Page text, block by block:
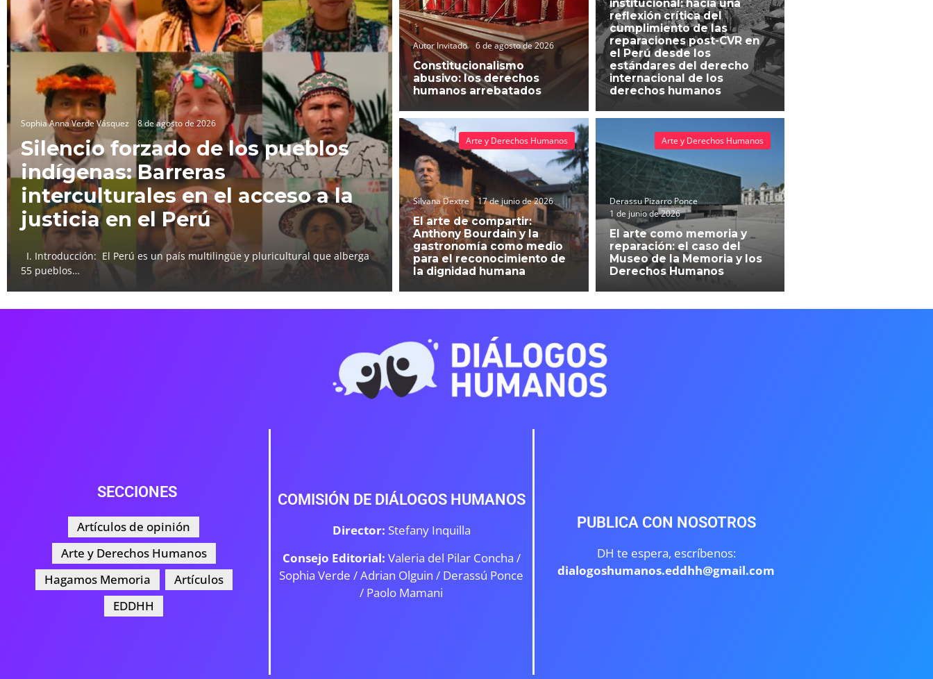
Sophia Anna Verde Vásquez 8 de agosto de 2026
Silencio forzado de los pueblos
indígenas: Barreras
interculturales en el acceso a la
justicia en el Perú
I. Introducción: El Perú es un país multilingüe y pluricultural que alberga
55 pueblos…
Autor Invitado 6 de agosto de 2026
Constitucionalismo
abusivo: los derechos
humanos arrebatados
institucional: hacia una
reflexión crítica del
cumplimiento de las
reparaciones post-CVR en
el Perú desde los
estándares del derecho
internacional de los
derechos humanos
Silvana Dextre 17 de junio de 2026
El arte de compartir:
Anthony Bourdain y la
gastronomía como medio
para el reconocimiento de
la dignidad humana
Arte y Derechos Humanos
Derassu Pizarro Ponce
1 de junio de 2026
El arte como memoria y
reparación: el caso del
Museo de la Memoria y los
Derechos Humanos
Arte y Derechos Humanos
SECCIONES
Artículos de opinión
Arte y Derechos Humanos
Hagamos Memoria
Artículos
EDDHH
COMISIÓN DE DIÁLOGOS HUMANOS
Director: Stefany Inquilla
Consejo Editorial: Valeria del Pilar Concha /
Sophia Verde /Adrian Olguin / Derassú Ponce
/ Paolo Mamani
PUBLICA CON NOSOTROS
DH te espera, escríbenos:
dialogoshumanos.eddhh@gmail.com